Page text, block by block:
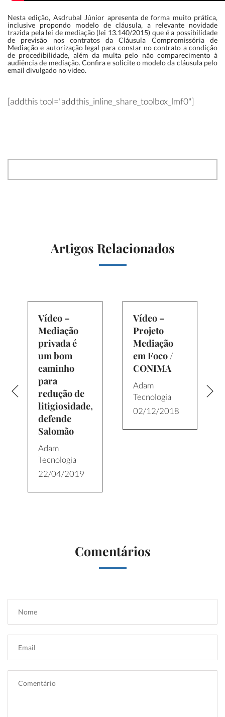
Nesta edição, Asdrubal Júnior apresenta de forma muito prática,
inclusive propondo modelo de cláusula, a relevante novidade
trazida pela lei de mediação (lei 13.140/2015) que é a possibilidade
de previsão nos contratos da Cláusula Compromissória de
Mediação e autorização legal para constar no contrato a condição
de procedibilidade, além da multa pelo não comparecimento à
audiência de mediação. Confira e solicite o modelo da cláusula pelo
email divulgado no video.
[addthis tool="addthis_inline_share_toolbox_lmf0"]
Artigos Relacionados
Vídeo –
Mediação
privada é
um bom
caminho
para
redução de
litigiosidade,
defende
Salomão
Adam
Tecnologia
22/04/2019
Vídeo –
Projeto
Mediação
em Foco /
CONIMA
Adam
Tecnologia
02/12/2018
Comentários